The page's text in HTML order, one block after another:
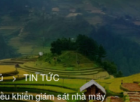
TIN TỨC
khiển giám sát nhà máy